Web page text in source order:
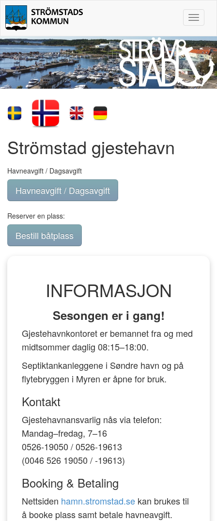
Toggle
Strömstad gjestehavn
Havneavgift / Dagsavgift
Havneavgift / Dagsavgift
Reserver en plass:
Bestill båtplass
INFORMASJON
Sesongen er i gang!
Gjestehavnkontoret er bemannet fra og med
midtsommer daglig 08:15–18:00.
Septiktankanleggene i Søndre havn og på
flytebryggen i Myren er åpne for bruk.
Kontakt
Gjestehavnansvarlig nås via telefon:
Mandag–fredag, 7–16
0526-19050 / 0526-19613
(0046 526 19050 / -19613)
Booking & Betaling
Nettsiden hamn.stromstad.se kan brukes til
å booke plass samt betale havneavgift.